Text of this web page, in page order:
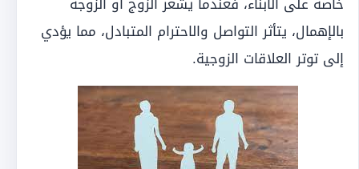
بالإهمال، يتأثر التواصل والاحترام المتبادل، مما يؤدي
إلى توتر العلاقات الزوجية.